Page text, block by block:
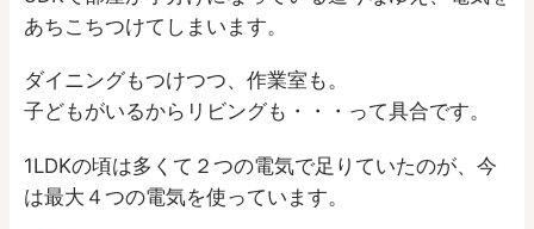
あちこちつけてしまいます。
ダイニングもつけつつ、作業室も。
子どもがいるからリビングも・・・って具合です。
1LDKの頃は多くて２つの電気で足りていたのが、今
は最大４つの電気を使っています。